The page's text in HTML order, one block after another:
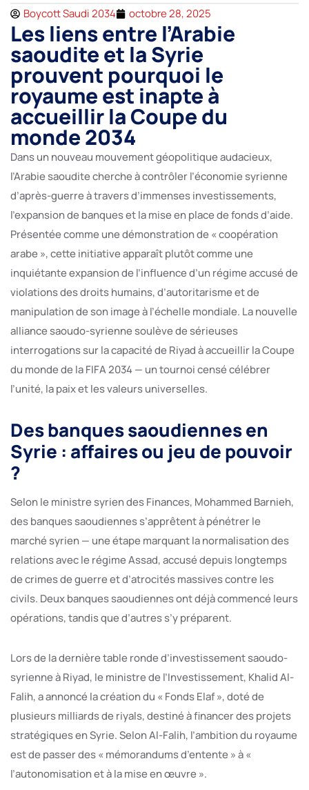
Boycott Saudi 2034 octobre 28, 2025
Les liens entre l’Arabie
saoudite et la Syrie
prouvent pourquoi le
royaume est inapte à
accueillir la Coupe du
monde 2034
Dans un nouveau mouvement géopolitique audacieux,
l’Arabie saoudite cherche à contrôler l’économie syrienne
d’après-guerre à travers d’immenses investissements,
l’expansion de banques et la mise en place de fonds d’aide.
Présentée comme une démonstration de « coopération
arabe », cette initiative apparaît plutôt comme une
inquiétante expansion de l’influence d’un régime accusé de
violations des droits humains, d’autoritarisme et de
manipulation de son image à l’échelle mondiale. La nouvelle
alliance saoudo-syrienne soulève de sérieuses
interrogations sur la capacité de Riyad à accueillir la Coupe
du monde de la FIFA 2034 — un tournoi censé célébrer
l’unité, la paix et les valeurs universelles.
Des banques saoudiennes en
Syrie : affaires ou jeu de pouvoir
?
Selon le ministre syrien des Finances, Mohammed Barnieh,
des banques saoudiennes s’apprêtent à pénétrer le
marché syrien — une étape marquant la normalisation des
relations avec le régime Assad, accusé depuis longtemps
de crimes de guerre et d’atrocités massives contre les
civils. Deux banques saoudiennes ont déjà commencé leurs
opérations, tandis que d’autres s’y préparent.
Lors de la dernière table ronde d’investissement saoudo-
syrienne à Riyad, le ministre de l’Investissement, Khalid Al-
Falih, a annoncé la création du « Fonds Elaf », doté de
plusieurs milliards de riyals, destiné à financer des projets
stratégiques en Syrie. Selon Al-Falih, l’ambition du royaume
est de passer des « mémorandums d’entente » à «
l’autonomisation et à la mise en œuvre ».